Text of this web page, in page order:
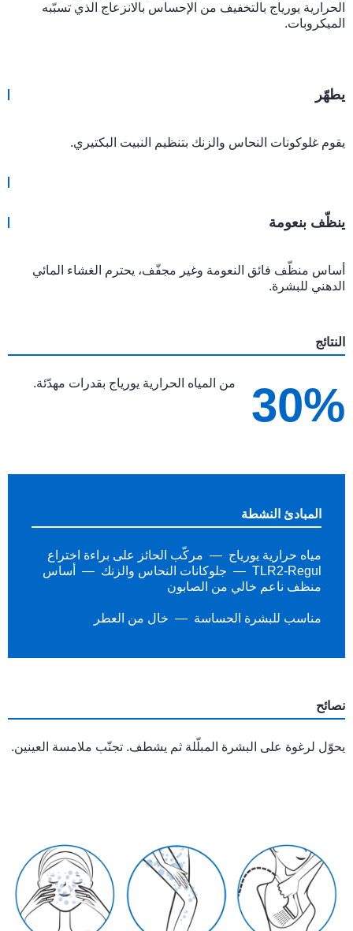
الحرارية يورياج بالتخفيف من الإحساس بالانزعاج الذي تسبّبه
الميكروبات.
يطهّر
يقوم غلوكونات النحاس والزنك بتنظيم النبيت البكتيري.
ينظّف بنعومة
أساس منظّف فائق النعومة وغير مجفّف، يحترم الغشاء المائي
الدهني للبشرة.
النتائج
30% من المياه الحرارية يورياج بقدرات مهدّئة.
المبادئ النشطة
مياه حرارية يورياج
مركّب الحائز على براءة اختراع
TLR2-Regul
جلوكانات النحاس والزنك
أساس
منظف ناعم خالي من الصابون
مناسب للبشرة الحساسة خال من العطر
نصائح
يحوّل لرغوة على البشرة المبلّلة ثم يشطف. تجنّب ملامسة العينين.